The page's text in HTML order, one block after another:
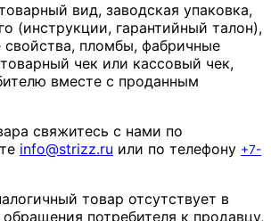
вид, заводская упаковка,
(инструкции, гарантийный талон),
свойства, пломбы, фабричные
чек или кассовый чек,
вместе с проданным
свяжитесь с нами по
info@strizz.ru или по телефону +7-
товар отсутствует в
потребителя к продавцу,